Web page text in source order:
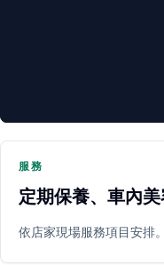
PARTNER SHOP
服務
定期保養、車內
依店家現場服務項目安排。